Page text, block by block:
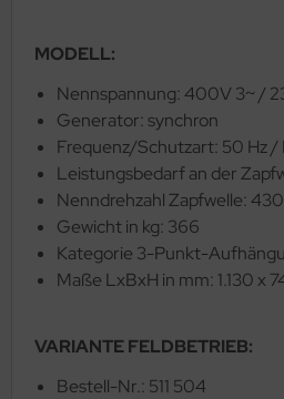
MODELL:
Nennspannung: 400V 3~ /
Generator: synchron
Frequenz/Schutzart: 50 Hz /
Leistungsbedarf an der
Nenndrehzahl Zapfwelle:
Gewicht in kg: 366
Kategorie 3-Punkt-
Maße LxBxH in mm: 1.130 x
VARIANTE FELDBETRIEB:
Bestell-Nr.: 511 504